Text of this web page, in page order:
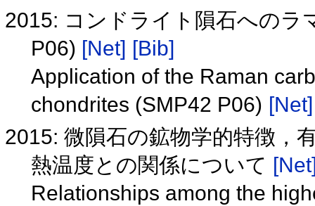
2015: コンドライト隕石へのラ
P06) [Net] [Bib]
Application of the Raman
chondrites (SMP42 P06) [Net]
2015: 微隕石の鉱物学的特徴，
熱温度との関係について
Relationships among the